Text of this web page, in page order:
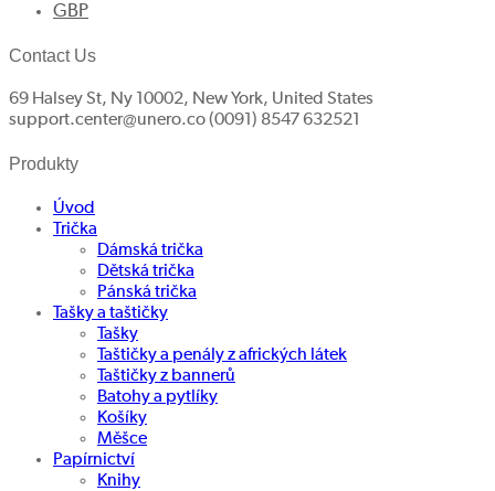
GBP
Contact Us
69 Halsey St, Ny 10002, New York, United States
support.center@unero.co (0091) 8547 632521
Produkty
Úvod
Trička
Dámská trička
Dětská trička
Pánská trička
Tašky a taštičky
Tašky
Taštičky a penály z afrických látek
Taštičky z bannerů
Batohy a pytlíky
Košíky
Měšce
Papírnictví
Knihy